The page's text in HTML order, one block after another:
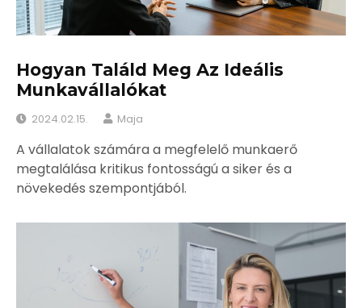
Hogyan Találd Meg Az Ideális
Munkavállalókat
2024.02.15. Maja
A vállalatok számára a megfelelő munkaerő
megtalálása kritikus fontosságú a siker és a
növekedés szempontjából.